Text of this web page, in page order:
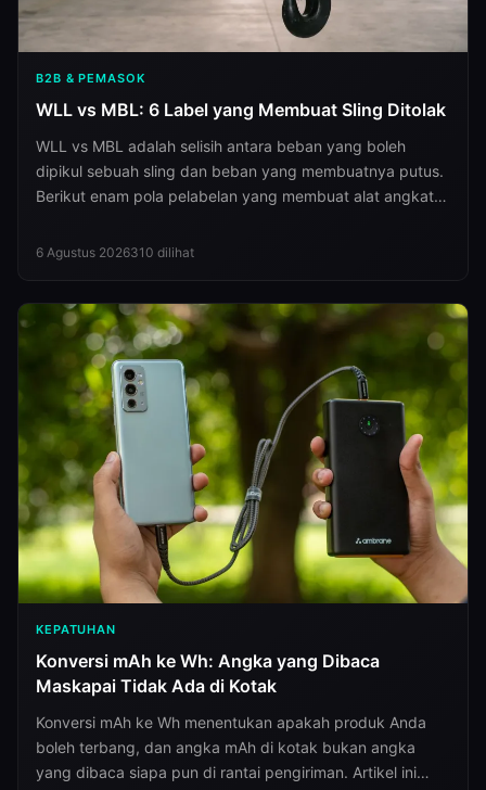
B2B & PEMASOK
WLL vs MBL: 6 Label yang Membuat Sling Ditolak
WLL vs MBL adalah selisih antara beban yang boleh
dipikul sebuah sling dan beban yang membuatnya putus.
Berikut enam pola pelabelan yang membuat alat angkat
lengkap dengan tulisan yang seharusnya dipakai,
6 Agustus 2026310 dilihat
KEPATUHAN
Konversi mAh ke Wh: Angka yang Dibaca
Maskapai Tidak Ada di Kotak
Konversi mAh ke Wh menentukan apakah produk Anda
boleh terbang, dan angka mAh di kotak bukan angka
yang dibaca siapa pun di rantai pengiriman. Artikel ini